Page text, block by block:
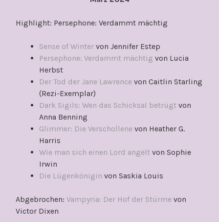
Highlight: Persephone: Verdammt mächtig
Sense of Winter von Jennifer Estep
Persephone: Verdammt mächtig von Lucia
Herbst
Der Tod der Jane Lawrence von Caitlin Starling
(Rezi-Exemplar)
Dark Sigils: Wen das Schicksal betrügt von
Anna Benning
Glimmer: Die Verschollene von Heather G.
Harris
Wie man sich einen Lord angelt von Sophie
Irwin
Die Lügenkönigin von Saskia Louis
Abgebrochen: Vampyria: Der Hof der Stürme von
Victor Dixen